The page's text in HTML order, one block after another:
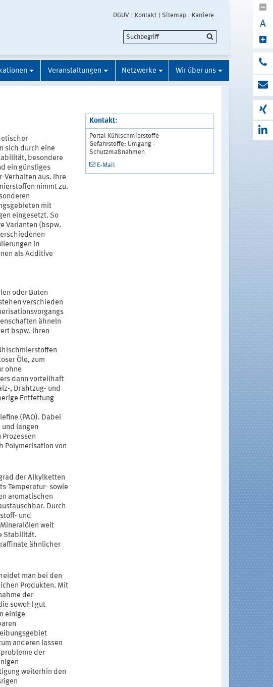
DGUV Kontakt Sitemap Karriere
A
Veranstaltungen Netzwerke Wir über uns
sich durch eine
besondere
ein günstiges
Verhalten aus. Ihre
nimmt zu.
mit
eingesetzt. So
Varianten (bspw.
in
als Additive
oder Buten
verschieden
ähneln
bspw. ihren
Öle, zum
ohne
dann vorteilhaft
, Drahtzug- und
Entfettung
(PAO). Dabei
langen
Polymerisation von
der Alkylketten
Temperatur- sowie
aromatischen
Durch
und
weit
Stabilität.
ähnlicher
man bei den
Produkten. Mit
der
sowohl gut
einige
anderen lassen
der
weiterhin den
Kontakt:
Portal Kühlschmierstoffe
Gefahrstoffe: Umgang -
Schutzmaßnahmen
E-Mail